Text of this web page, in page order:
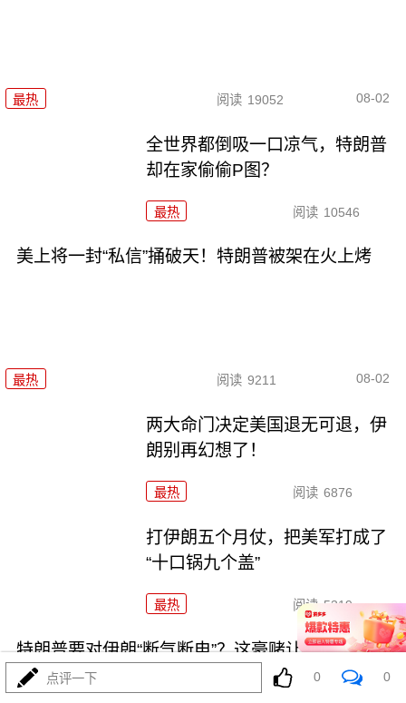
最热 阅读 19052 08-02
全世界都倒吸一口凉气，特朗普
却在家偷偷P图？
最热 阅读 10546
美上将一封“私信”捅破天！特朗普被架在火上烤
最热 阅读 9211 08-02
两大命门决定美国退无可退，伊
朗别再幻想了！
最热 阅读 6876
打伊朗五个月仗，把美军打成了
“十口锅九个盖”
最热 阅读 5319
特朗普要对伊朗“断气断电”？这豪赌让全球买单
点评一下 0 0